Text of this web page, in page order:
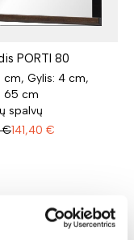
PORTI 80
cm, Gylis: 4 cm,
65 cm
spalvų
€141,40 €